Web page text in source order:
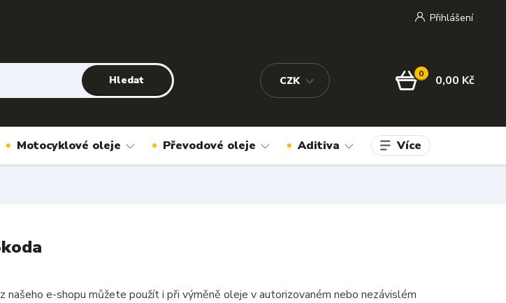
CZK
Přihlášení
Hledat 0 0,00 Kč
Motocyklové oleje Převodové oleje Aditiva Více
e-shopu můžete použít i při výměně oleje v autorizovaném nebo nezávislém